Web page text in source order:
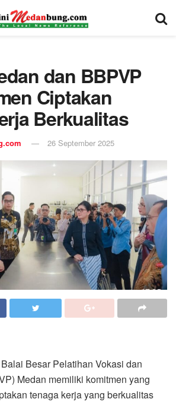
dan BBPVP
Ciptakan
Berkualitas
26 September 2025
Besar Pelatihan Vokasi dan
Medan memiliki komitmen yang
tenaga kerja yang berkualitas